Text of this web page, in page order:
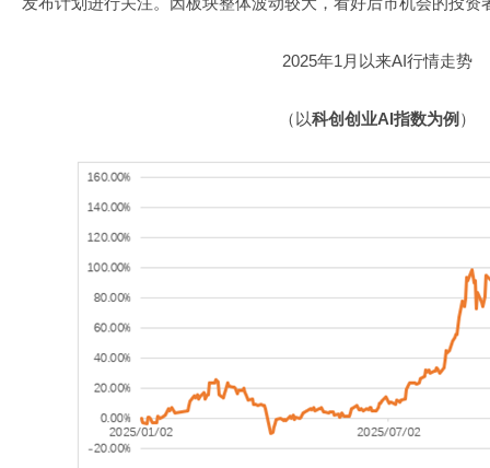
2025年1月以来AI行情走势
（以科创创业AI指数为例 ）